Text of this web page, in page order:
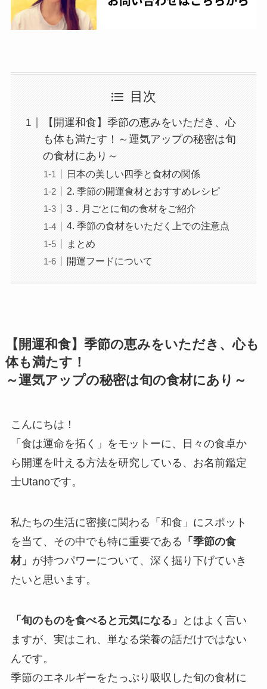
目次
【開運和食】季節の恵みをいただき、心
も体も満たす！～運気アップの秘密は旬
の食材にあり～
日本の美しい四季と食材の関係
2. 季節の開運食材とおすすめレシピ
3．月ごとに旬の食材をご紹介
4. 季節の食材をいただく上での注意点
まとめ
開運フードについて
【開運和食】季節の恵みをいただき、心も
体も満たす！
～運気アップの秘密は旬の食材にあり～
こんにちは！
「食は運命を拓く」をモットーに、日々の食卓か
ら開運を叶える方法を研究している、お名前鑑定
士Utanoです。
私たちの生活に密接に関わる「和食」にスポット
を当て、その中でも特に重要である 「季節の食
材」 が持つパワーについて、深く掘り下げていき
たいと思います。
「旬のものを食べると元気になる」
とはよく言い
ますが、実はこれ、単なる栄養の話だけではない
んです。
季節のエネルギーをたっぷり吸収した旬の食材に